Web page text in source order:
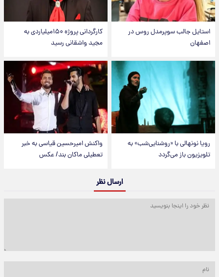
استایل جالب سوپرمدل روس در
اصفهان
کارگردانی پروژه ۱۵۰میلیاردی به
مجید واشقانی رسید
رویا نونهالی با «روشنایی‌شب» به
تلویزیون باز می‌گردد
واکنش امیرحسین قیاسی به خبر
تعطیلی ماکان بند/ عکس
ارسال نظر